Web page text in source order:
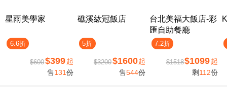
星雨美學家
6.6折
$600$399 起
售131份
礁溪紘冠飯店
5折
$3200$1600起
售544份
台北美福大飯店-彩
匯自助餐廳
7.2折
$1518$1099 起
剩 112份